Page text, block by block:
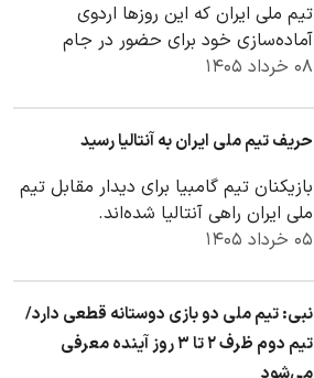
تیم ملی ایران که این روزها اردوی
آماده‌سازی خود برای حضور در جام
جهانی را در ترکیه برپا کرده، امروز (جمعه)
۰۸ خرداد ۱۴۰۵
حریف تیم ملی ایران به آنتالیا رسید
بازیکنان تیم گامبیا برای دیدار مقابل تیم
ملی ایران راهی آنتالیا شده‌اند.
۰۵ خرداد ۱۴۰۵
نبی: تیم ملی دو بازی دوستانه قطعی دارد/
تیم دوم ظرف ۲ تا ۳ روز آینده معرفی